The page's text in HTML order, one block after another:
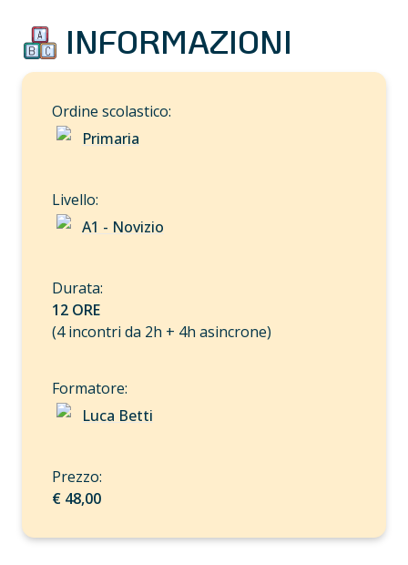
INFORMAZIONI
Primaria
A1 - Novizio
12 ORE
(4 incontri da 2h + 4h asincrone)
Luca Betti
€ 48,00